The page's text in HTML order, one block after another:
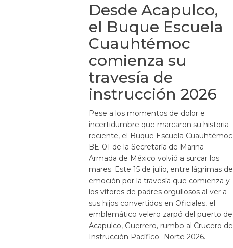
Desde Acapulco,
el Buque Escuela
Cuauhtémoc
comienza su
travesía de
instrucción 2026
Pese a los momentos de dolor e
incertidumbre que marcaron su historia
reciente, el Buque Escuela Cuauhtémoc
BE-01 de la Secretaría de Marina-
Armada de México volvió a surcar los
mares. Este 15 de julio, entre lágrimas de
emoción por la travesía que comienza y
los vítores de padres orgullosos al ver a
sus hijos convertidos en Oficiales, el
emblemático velero zarpó del puerto de
Acapulco, Guerrero, rumbo al Crucero de
Instrucción Pacífico- Norte 2026.